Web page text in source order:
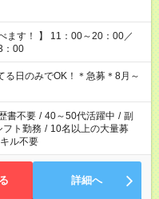
：00
日のみでOK！＊急募＊8月～
書不要 / 40～50代活躍中 / 副
フト勤務 / 10名以上の大量募
ル不要
詳細へ